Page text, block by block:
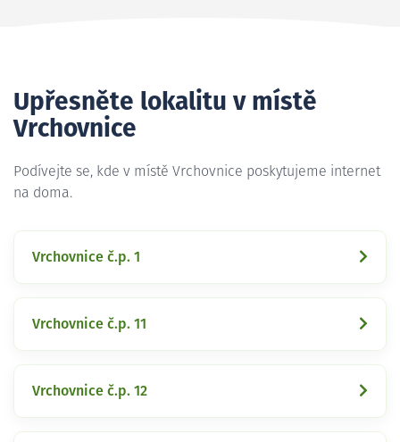
Upřesněte lokalitu v místě
Vrchovnice
Podívejte se, kde v místě Vrchovnice poskytujeme internet
na doma.
Vrchovnice č.p. 1
Vrchovnice č.p. 11
Vrchovnice č.p. 12